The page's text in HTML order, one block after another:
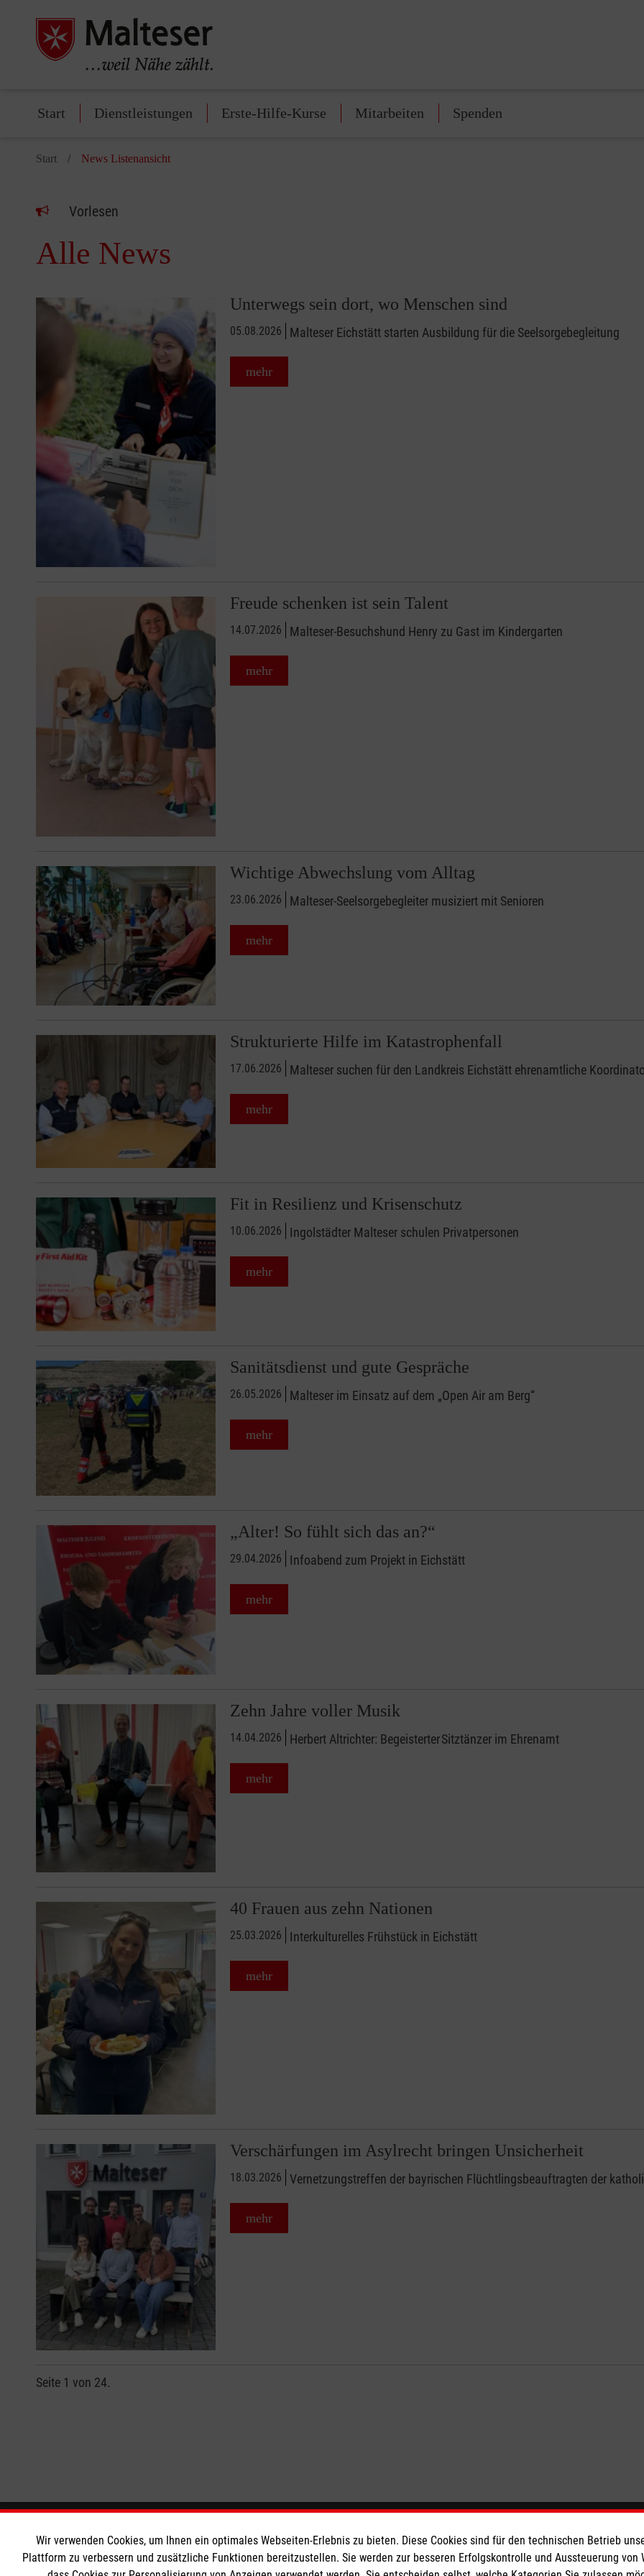
Start Dienstleistungen Erste-Hilfe-Kurse Mitarbeiten Spenden
Start News Listenansicht
Vorlesen
Alle News
Unterwegs sein dort, wo Menschen sind
05.08.2026 Malteser Eichstätt starten Ausbildung für die Seelsorgebegleitung
mehr
Freude schenken ist sein Talent
14.07.2026 Malteser-Besuchshund Henry zu Gast im Kindergarten
mehr
Wichtige Abwechslung vom Alltag
23.06.2026 Malteser-Seelsorgebegleiter musiziert mit Senioren
mehr
Strukturierte Hilfe im Katastrophenfall
17.06.2026 Malteser suchen für den Landkreis Eichstätt ehrenamtliche
mehr
Fit in Resilienz und Krisenschutz
10.06.2026 Ingolstädter Malteser schulen Privatpersonen
mehr
Sanitätsdienst und gute Gespräche
26.05.2026 Malteser im Einsatz auf dem „Open Air am Berg“
mehr
„Alter! So fühlt sich das an?“
29.04.2026 Infoabend zum Projekt in Eichstätt
mehr
Zehn Jahre voller Musik
14.04.2026 Herbert Altrichter: Begeisterter Sitztänzer im Ehrenamt
mehr
40 Frauen aus zehn Nationen
25.03.2026 Interkulturelles Frühstück in Eichstätt
mehr
Verschärfungen im Asylrecht bringen Unsicherheit
18.03.2026 Vernetzungstreffen der bayrischen Flüchtlingsbeauftragten der
mehr
Seite 1 von 24.
Informationen Die Malteser Spendenkonto
Wir verwenden Cookies, um Ihnen ein optimales Webseiten-Erlebnis zu bieten. Diese Cookies sind für den technischen Betrieb
Plattform zu verbessern und zusätzliche Funktionen bereitzustellen. Sie werden zur besseren Erfolgskontrolle und Aussteuerung von